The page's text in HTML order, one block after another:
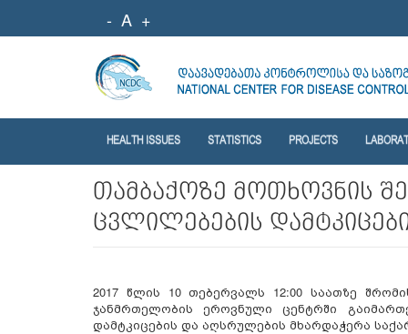
- A +
HEALTH ISSUES STATISTICS PROJECTS
თამბაქოზე მოთხოვნის
ცვლილებების
2017 წლის 10 თებერვალს 12:00 საათზე
ჯანმრთელობის ეროვნული ცენტრში
დამტკიცების და აღსრულების მხარდაჭერა